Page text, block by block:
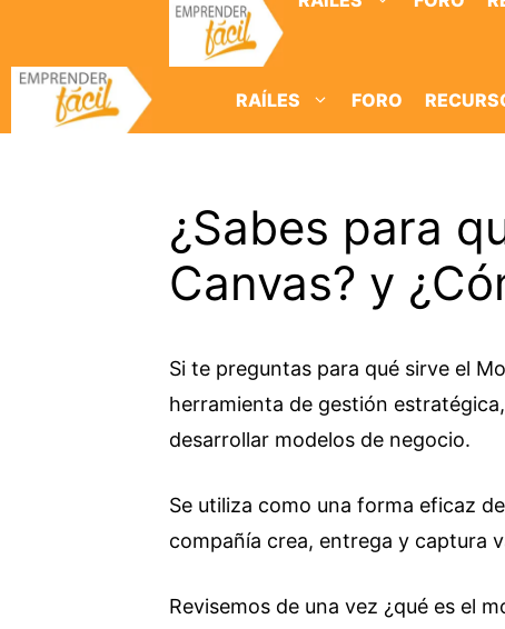
contenido
RAÍLES
FORO
¿Sabes para
Canvas? y
Si te preguntas para qué sirve el
herramienta de gestión
desarrollar modelos de negocio.
Se utiliza como una forma eficaz
compañía crea, entrega y captura
Revisemos de una vez ¿qué es el